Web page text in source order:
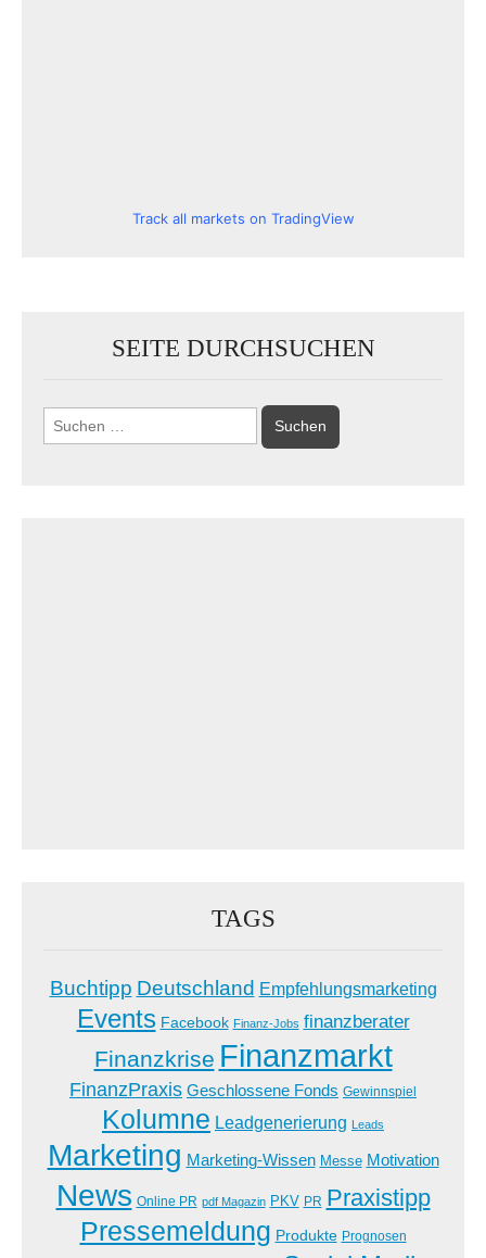
Track all markets on TradingView
SEITE DURCHSUCHEN
Suchen
nach:
TAGS
Buchtipp Deutschland Empfehlungsmarketing
Events Facebook Finanz-Jobs finanzberater
Finanzkrise Finanzmarkt
FinanzPraxis Geschlossene Fonds Gewinnspiel
Kolumne Leadgenerierung Leads
Marketing Marketing-Wissen Messe Motivation
News Online PR pdf Magazin PKV PR Praxistipp
Pressemeldung Produkte Prognosen